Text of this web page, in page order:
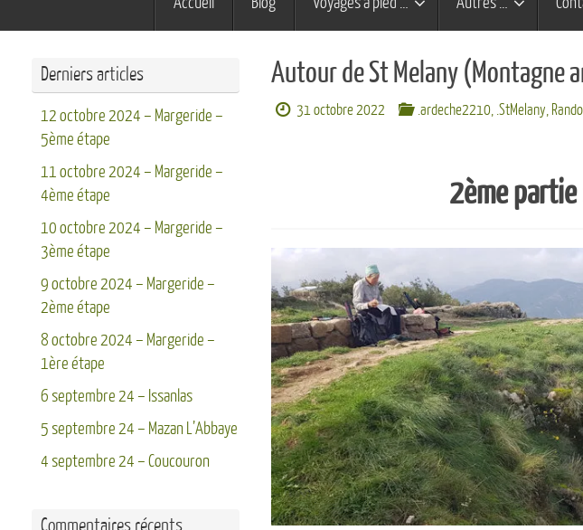
Autour de St Melany (Montagne
31 octobre 2022 .ardeche2210, .StMelany,
2ème
Derniers articles
12 octobre 2024 – Margeride –
5ème étape
11 octobre 2024 – Margeride –
4ème étape
10 octobre 2024 – Margeride –
3ème étape
9 octobre 2024 – Margeride –
2ème étape
8 octobre 2024 – Margeride –
1ère étape
6 septembre 24 – Issanlas
5 septembre 24 – Mazan L’Abbaye
4 septembre 24 – Coucouron